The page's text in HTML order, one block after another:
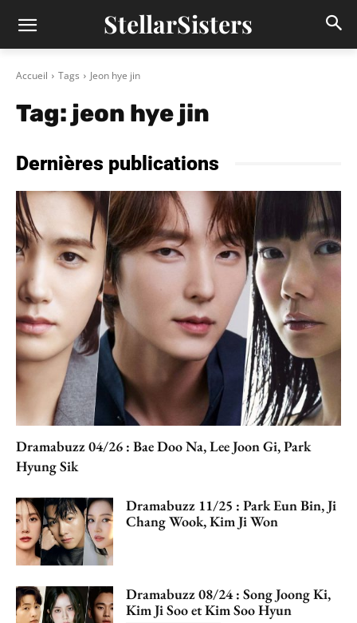
StellarSisters
Accueil Tags Jeon hye jin
Tag: jeon hye jin
Dernières publications
Dramabuzz 04/26 : Bae Doo Na, Lee Joon Gi, Park
Hyung Sik
Dramabuzz 11/25 : Park Eun Bin, Ji
Chang Wook, Kim Ji Won
Dramabuzz 08/24 : Song Joong Ki,
Kim Ji Soo et Kim Soo Hyun